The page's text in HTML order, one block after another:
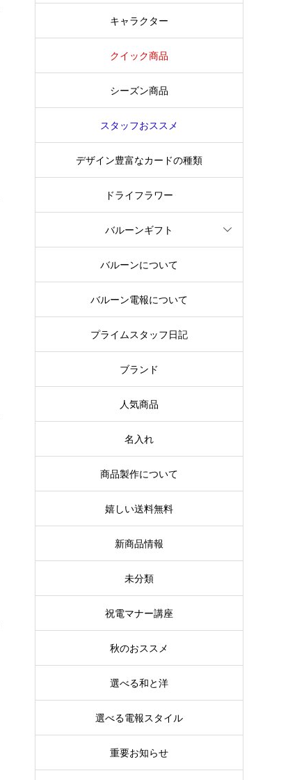
キャラクター
クイック商品
シーズン商品
スタッフおススメ
デザイン豊富なカードの種類
ドライフラワー
バルーンギフト
バルーンについて
バルーン電報について
プライムスタッフ日記
ブランド
人気商品
名入れ
商品製作について
嬉しい送料無料
新商品情報
未分類
祝電マナー講座
秋のおススメ
選べる和と洋
選べる電報スタイル
重要お知らせ